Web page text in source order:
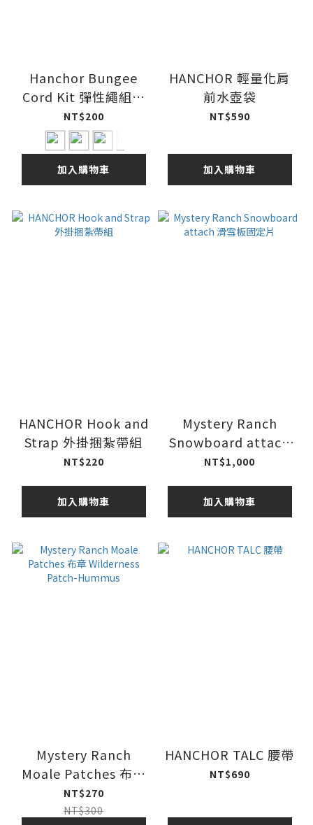
Hanchor Bungee
Cord Kit 彈性繩組合
包
NT$200
加入購物車
HANCHOR 輕量化肩
前水壺袋
NT$590
加入購物車
HANCHOR Hook and
Strap 外掛捆紮帶組
NT$220
加入購物車
Mystery Ranch
Snowboard attach
滑雪板固定片
NT$1,000
加入購物車
Mystery Ranch
Moale Patches 布章
Wilderness Patch-
Hummus
NT$270
NT$300
HANCHOR TALC 腰帶
NT$690